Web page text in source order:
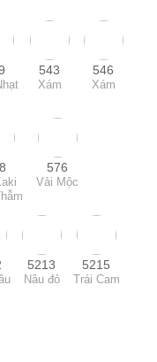
543
Xám
546
Xám
576
Vải Mộc
5213
Nâu đỏ
5215
Trái Cam